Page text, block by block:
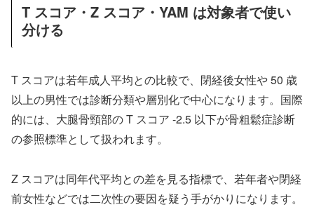
T スコア・Z スコア・YAM は対象者で使い
分ける
T スコアは若年成人平均との比較で、閉経後女性や 50 歳
以上の男性では診断分類や層別化で中心になります。国際
的には、大腿骨頸部の T スコア -2.5 以下が骨粗鬆症診断
の参照標準として扱われます。
Z スコアは同年代平均との差を見る指標で、若年者や閉経
前女性などでは二次性の要因を疑う手がかりになります。